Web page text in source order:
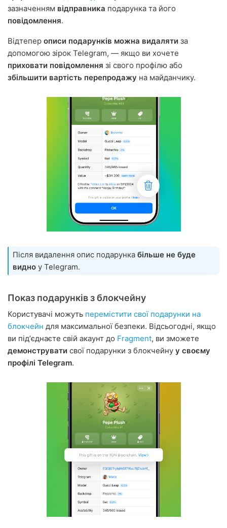
зазначенням відправника подарунка та його
повідомлення.
Відтепер описи подарунків можна видаляти за
допомогою зірок Telegram, — якщо ви хочете
приховати повідомлення зі свого профілю або
збільшити вартість перепродажу на майданчику.
Після видалення опис подарунка більше не буде
видно у Telegram.
Показ подарунків з блокчейну
Користувачі можуть перемістити свої подарунки на
блокчейн для максимальної безпеки. Відсьогодні, якщо
ви підʼєднаєте свій акаунт до Fragment, ви зможете
демонструвати свої подарунки з блокчейну у своєму
профілі Telegram.